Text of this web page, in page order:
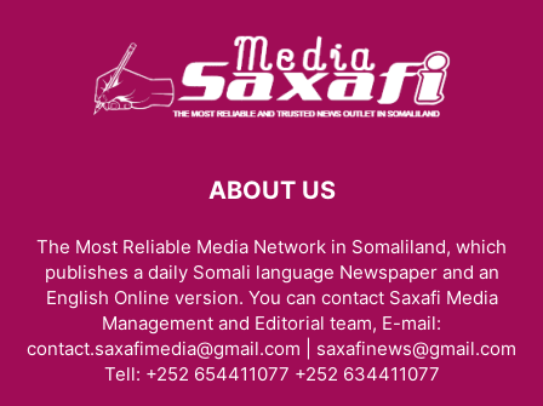
ABOUT US
The Most Reliable Media Network in Somaliland, which
publishes a daily Somali language Newspaper and an
English Online version. You can contact Saxafi Media
Management and Editorial team, E-mail:
contact.saxafimedia@gmail.com | saxafinews@gmail.com
Tell: +252 654411077 +252 634411077